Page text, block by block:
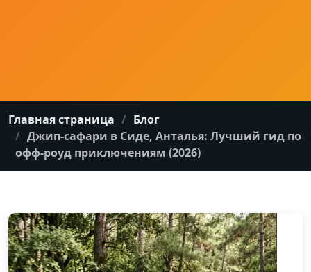
Главная страница
Блог
Джип-сафари в Сиде, Анталья: Лучший гид по
офф-роуд приключениям (2026)